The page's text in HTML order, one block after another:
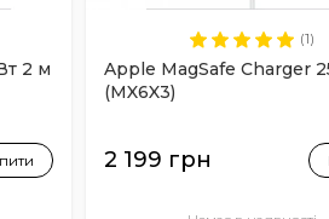
2 м
(1)
Apple MagSafe Charger
(MX6X3)
2 199 грн